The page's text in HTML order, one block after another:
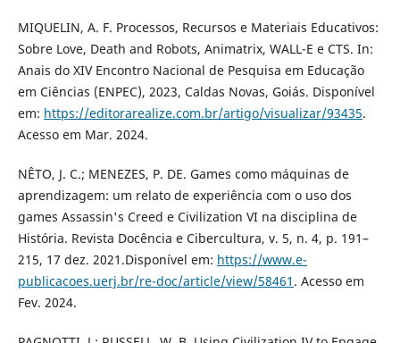
MIQUELIN, A. F. Processos, Recursos e Materiais Educativos:
Sobre Love, Death and Robots, Animatrix, WALL-E e CTS. In:
Anais do XIV Encontro Nacional de Pesquisa em Educação
em Ciências (ENPEC), 2023, Caldas Novas, Goiás. Disponível
em: https://editorarealize.com.br/artigo/visualizar/93435.
Acesso em Mar. 2024.
NÊTO, J. C.; MENEZES, P. DE. Games como máquinas de
aprendizagem: um relato de experiência com o uso dos
games Assassin's Creed e Civilization VI na disciplina de
História. Revista Docência e Cibercultura, v. 5, n. 4, p. 191–
215, 17 dez. 2021.Disponível em: https://www.e-
publicacoes.uerj.br/re-doc/article/view/58461 . Acesso em
Fev. 2024.